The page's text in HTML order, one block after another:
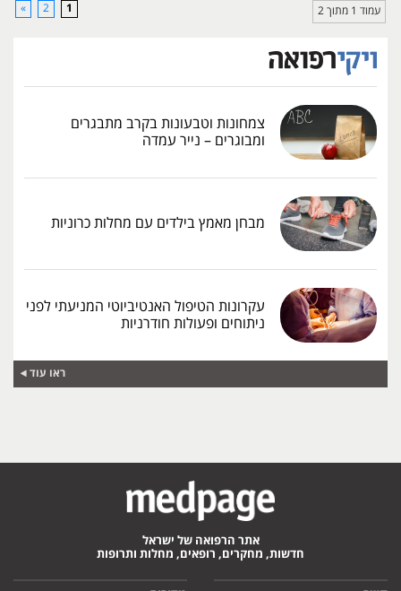
עמוד 1 מתוך 2 1
2
»
צמחונות וטבעונות בקרב מתבגרים
ומבוגרים – נייר עמדה
מבחן מאמץ בילדים עם מחלות כרוניות
עקרונות הטיפול האנטיביוטי המניעתי לפני
ניתוחים ופעולות חודרניות
ראו עוד
אתר הרפואה של ישראל
חדשות, מחקרים, רופאים, מחלות ותרופות